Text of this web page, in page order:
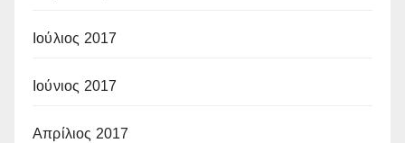
Ιούλιος 2017
Ιούνιος 2017
Απρίλιος 2017